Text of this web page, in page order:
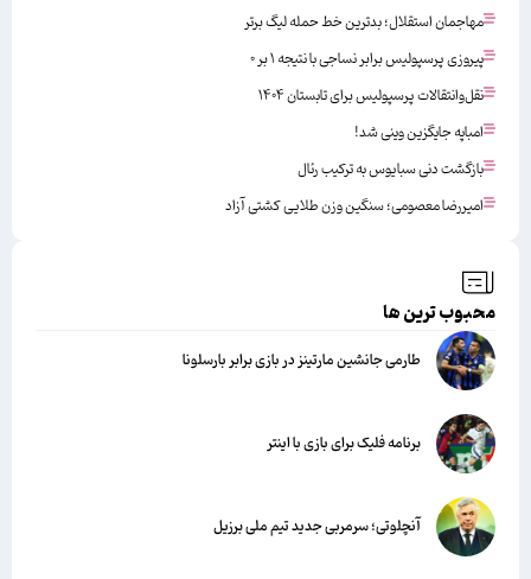
مهاجمان استقلال؛ بدترین خط حمله لیگ برتر
پیروزی پرسپولیس برابر نساجی با نتیجه ۱ بر ۰
نقل‌وانتقالات پرسپولیس برای تابستان ۱۴۰۴
امباپه جایگزین وینی شد!
بازگشت دنی سبایوس به ترکیب رئال
امیررضا معصومی؛ سنگین وزن طلایی کشتی آزاد
محبوب ترین ها
طارمی جانشین مارتینز در بازی برابر بارسلونا
برنامه فلیک برای بازی با اینتر
آنچلوتی؛ سرمربی جدید تیم ملی برزیل